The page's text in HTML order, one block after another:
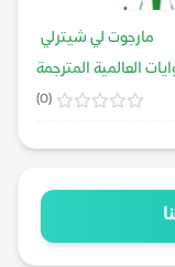
مارجوت لي شيترلي
العالمية المترجمة
(0)